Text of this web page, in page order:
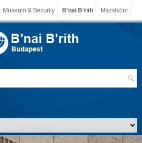
Museum & Security B'nai B'rith Mazsiköm